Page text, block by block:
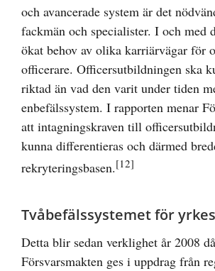
och avancerade system är det
fackmän och specialister. I och med
ökat behov av olika karriärvägar för
officerare. Officersutbildningen ska
riktad än vad den varit under tiden
enbefälssystem. I rapporten menar
att intagningskraven till
kunna differentieras och därmed
rekryteringsbasen.[12]
Tvåbefälssystemet för
Detta blir sedan verklighet år 2008 då
Försvarsmakten ges i uppdrag från